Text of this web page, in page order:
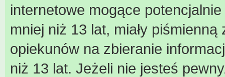
internetowe mogące
mniej niż 13 lat, miały
opiekunów na zbieranie
niż 13 lat. Jeżeli nie jesteś